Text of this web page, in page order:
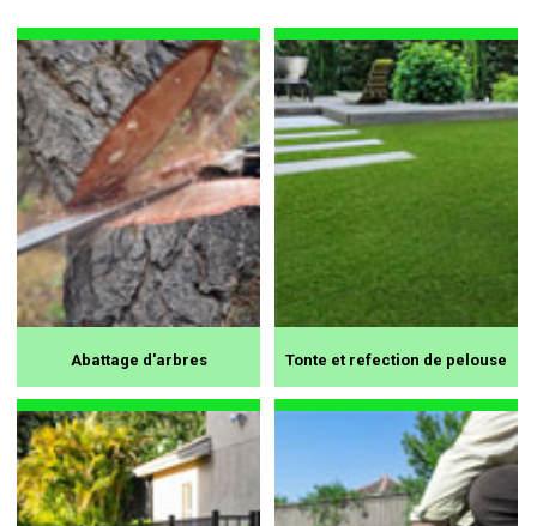
Abattage d'arbres Tonte et refection de pelouse